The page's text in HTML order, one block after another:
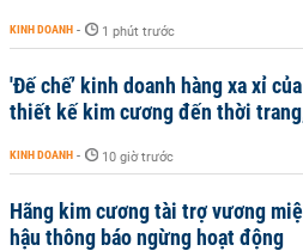
KINH DOANH - 1 phút trước
'Đế chế’ kinh doanh hàng xa xỉ
thiết kế kim cương đến thời
KINH DOANH - 10 giờ trước
Hãng kim cương tài trợ vương
hậu thông báo ngừng hoạt động